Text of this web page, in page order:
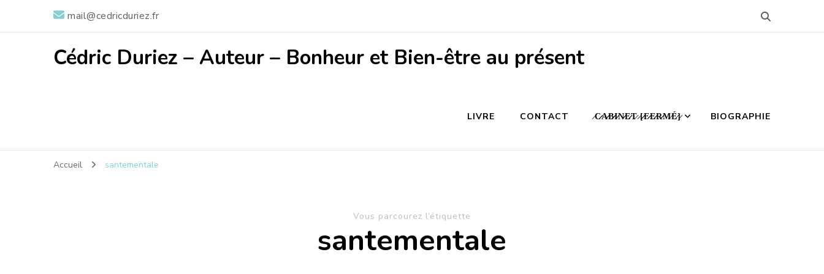
mail@cedricduriez.fr
Cédric Duriez – Auteur – Bonheur et Bien-être au présent
LIVRE CONTACT ̷C̷̷A̷̷B̷̷I̷̷N̷̷E̷̷T̷ ̷[̷̷F̷̷E̷̷R̷̷M̷É̷]̷ BIOGRAPHIE
Accueil santementale
Vous parcourez l’étiquette
santementale